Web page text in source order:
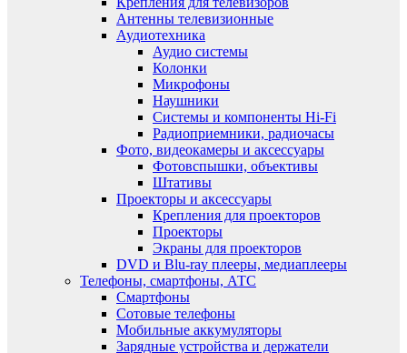
Антенны телевизионные
Аудиотехника
Аудио системы
Колонки
Микрофоны
Наушники
Системы и компоненты Hi-Fi
Радиоприемники, радиочасы
Фото, видеокамеры и аксессуары
Фотовспышки, объективы
Штативы
Проекторы и аксессуары
Крепления для проекторов
Проекторы
Экраны для проекторов
DVD и Blu-ray плееры, медиаплееры
Телефоны, смартфоны, АТС
Смартфоны
Сотовые телефоны
Мобильные аккумуляторы
Зарядные устройства и держатели